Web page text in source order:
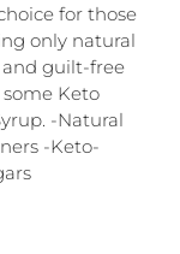
for those
only natural
guilt-free
Keto
-Natural
-Keto-